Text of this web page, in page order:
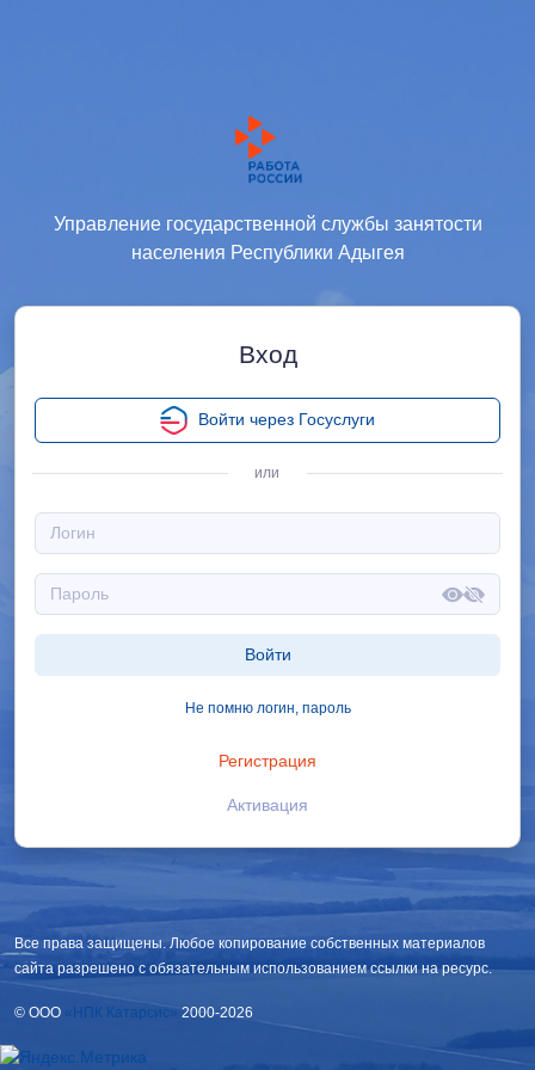
Управление государственной службы занятости
населения Республики Адыгея
Вход
Войти через Госуслуги
или
Войти
Не помню логин, пароль
Регистрация
Активация
Все права защищены. Любое копирование собственных материалов
сайта разрешено с обязательным использованием ссылки на ресурс.
© OOO «НПК Катарсис» 2000-2026